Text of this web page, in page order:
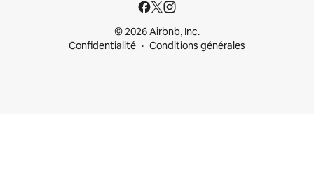
© 2026 Airbnb, Inc.
Confidentialité
Conditions générales